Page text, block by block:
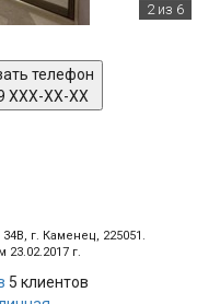
2из 6
телефон
XXX-XX-XX
г. Каменец, 225051.
г.
5 клиентов